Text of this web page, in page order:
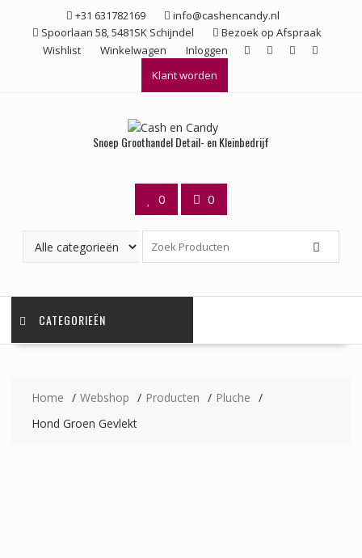
+31 631782169
info@cashencandy.nl
Spoorlaan 58, 5481SK Schijndel
Bezoek op Afspraak
Wishlist
Winkelwagen
Inloggen
Klant worden
Snoep Groothandel Detail- en Kleinbedrijf
0 0
CATEGORIEËN
Home Webshop Producten
Pluche
Hond Groen Gevlekt